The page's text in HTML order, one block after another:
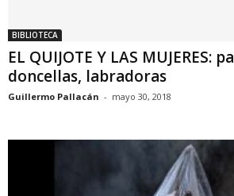
BIBLIOTECA
EL QUIJOTE Y LAS MUJERES:
doncellas, labradoras
Guillermo Pallacán - mayo 30, 2018